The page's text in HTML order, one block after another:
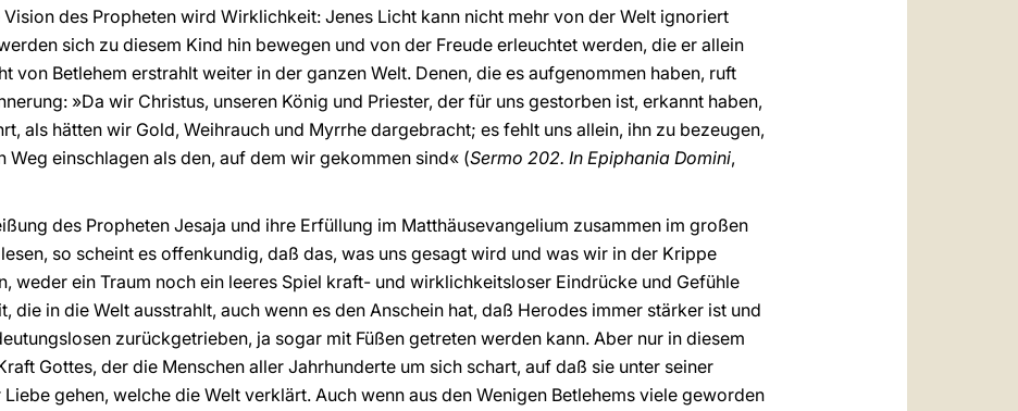
des Propheten wird Wirklichkeit: Jenes Licht kann nicht mehr von der Welt ignoriert
sich zu diesem Kind hin bewegen und von der Freude erleuchtet werden, die er allein
von Betlehem erstrahlt weiter in der ganzen Welt. Denen, die es aufgenommen haben, ruft
»Da wir Christus, unseren König und Priester, der für uns gestorben ist, erkannt haben,
als hätten wir Gold, Weihrauch und Myrrhe dargebracht; es fehlt uns allein, ihn zu bezeugen,
Weg einschlagen als den, auf dem wir gekommen sind« (Sermo 202. In Epiphania Domini,
des Propheten Jesaja und ihre Erfüllung im Matthäusevangelium zusammen im großen
so scheint es offenkundig, daß das, was uns gesagt wird und was wir in der Krippe
weder ein Traum noch ein leeres Spiel kraft- und wirklichkeitsloser Eindrücke und Gefühle
die in die Welt ausstrahlt, auch wenn es den Anschein hat, daß Herodes immer stärker ist und
zurückgetrieben, ja sogar mit Füßen getreten werden kann. Aber nur in diesem
Gottes, der die Menschen aller Jahrhunderte um sich schart, auf daß sie unter seiner
gehen, welche die Welt verklärt. Auch wenn aus den Wenigen Betlehems viele geworden